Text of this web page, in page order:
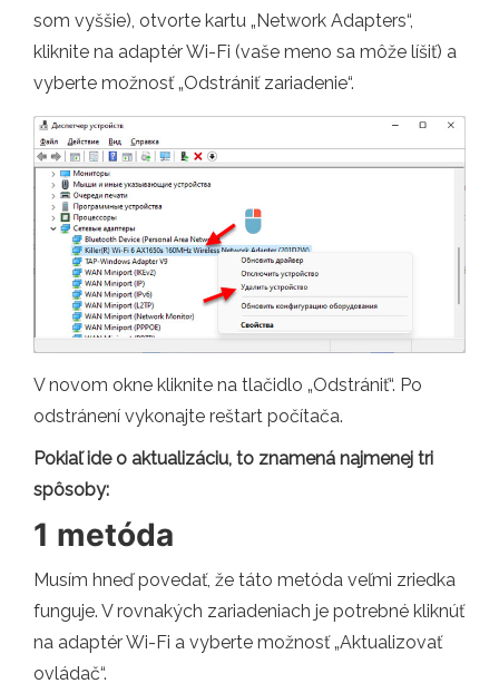
som vyššie), otvorte kartu „Network Adapters“,
kliknite na adaptér Wi-Fi (vaše meno sa môže líšiť) a
vyberte možnosť „Odstrániť zariadenie“.
V novom okne kliknite na tlačidlo „Odstrániť“. Po
odstránení vykonajte reštart počítača.
Pokiaľ ide o aktualizáciu, to znamená najmenej tri
spôsoby:
1 metóda
Musím hneď povedať, že táto metóda veľmi zriedka
funguje. V rovnakých zariadeniach je potrebné kliknúť
na adaptér Wi-Fi a vyberte možnosť „Aktualizovať
ovládač“.